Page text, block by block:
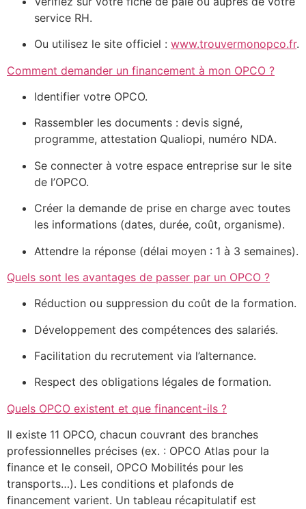
service RH.
Ou utilisez le site officiel : www.trouvermonopco.fr.
Comment demander un financement à mon OPCO ?
Identifier votre OPCO.
Rassembler les documents : devis signé,
programme, attestation Qualiopi, numéro NDA.
Se connecter à votre espace entreprise sur le site
de l’OPCO.
Créer la demande de prise en charge avec toutes
les informations (dates, durée, coût, organisme).
Attendre la réponse (délai moyen : 1 à 3 semaines).
Quels sont les avantages de passer par un OPCO ?
Réduction ou suppression du coût de la formation.
Développement des compétences des salariés.
Facilitation du recrutement via l’alternance.
Respect des obligations légales de formation.
Quels OPCO existent et que financent-ils ?
Il existe 11 OPCO, chacun couvrant des branches
professionnelles précises (ex. : OPCO Atlas pour la
finance et le conseil, OPCO Mobilités pour les
transports…). Les conditions et plafonds de
financement varient. Un tableau récapitulatif est